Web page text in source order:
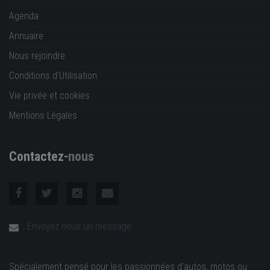
Agenda
Annuaire
Nous rejoindre
Conditions d'Utilisation
Vie privée et cookies
Mentions Légales
Contactez-nous
Envoyez nous un message
Spécialement pensé pour les passionnées d'autos, motos ou